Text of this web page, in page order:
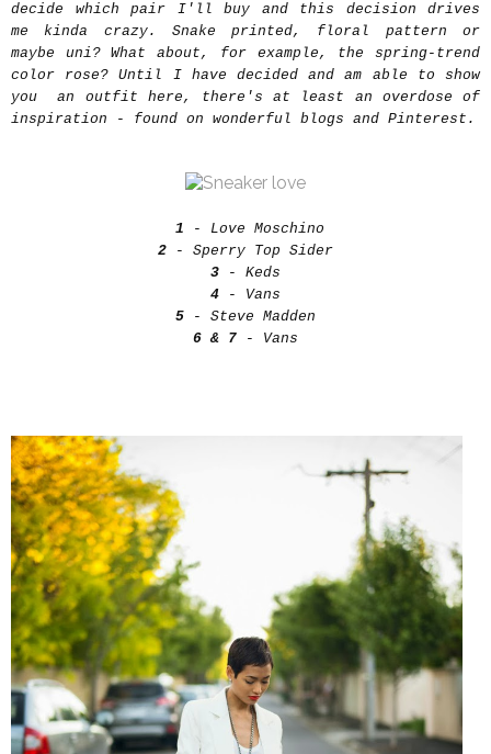
decide which pair I'll buy and this decision drives
me kinda crazy. Snake printed, floral pattern or
maybe uni? What about, for example, the spring-trend
color rose? Until I have decided and am able to show
you an outfit here, there's at least an overdose of
inspiration - found on wonderful blogs and Pinterest.
1 - Love Moschino
2 - Sperry Top Sider
3 - Keds
4 - Vans
5 - Steve Madden
6 & 7 - Vans